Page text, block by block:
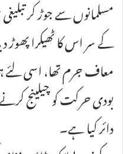
مسلمانوں سے جوڑ کر
کے سر اس کا ٹھیکرا پھوڑ
معاف جرم تھا، اسی
بودی حرکت کو چیلینج
دائر کیا ہے۔